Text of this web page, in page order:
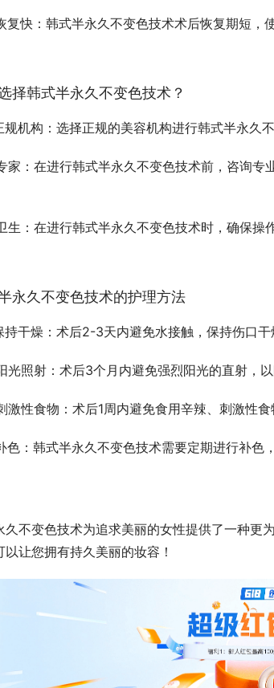
复快：韩式半永久不变色技术术后恢复期短
择韩式半永久不变色技术？
规机构：选择正规的美容机构进行韩式半永久
家：在进行韩式半永久不变色技术前，咨询
生：在进行韩式半永久不变色技术时，确保
永久不变色技术的护理方法
持干燥：术后2-3天内避免水接触，保持伤口干
光照射：术后3个月内避免强烈阳光的直射，以
激性食物：术后1周内避免食用辛辣、刺激性食
色：韩式半永久不变色技术需要定期进行补色
久不变色技术为追求美丽的女性提供了一种更
以让您拥有持久美丽的妆容！